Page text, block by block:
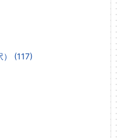
） (117)